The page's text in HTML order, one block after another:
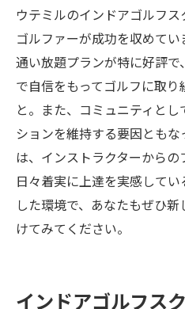
ウテミルのインドアゴルフ
ゴルファーが成功を収めてい
通い放題プランが特に好評
で自信をもってゴルフに取
と。また、コミュニティと
ションを維持する要因とも
は、インストラクターからの
日々着実に上達を実感して
した環境で、あなたもぜひ
けてみてください。
インドアゴルフス